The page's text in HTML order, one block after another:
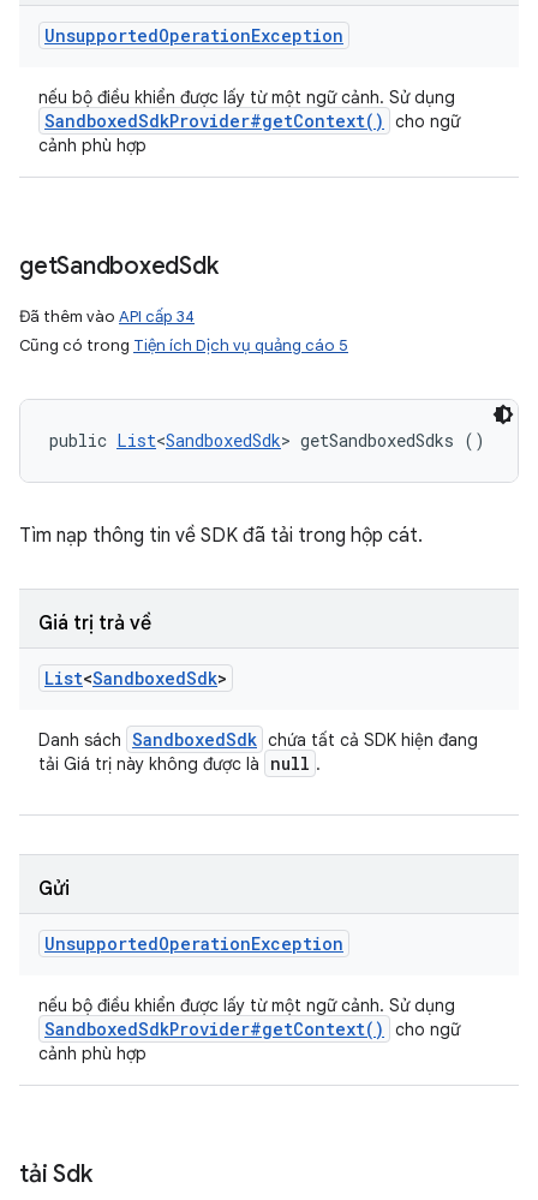
UnsupportedOperationException
nếu bộ điều khiển được lấy từ một ngữ cảnh. Sử dụng
SandboxedSdkProvider#getContext( )
cho ngữ
cảnh phù hợp
getSandboxedSdk
Đã thêm vào API cấp 34
Cũng có trong Tiện ích Dịch vụ quảng cáo 5
public List<SandboxedSdk> getSandboxedSdks ()
Tìm nạp thông tin về SDK đã tải trong hộp cát.
Giá trị trả về
List<SandboxedSdk>
Danh sách SandboxedSdk chứa tất cả SDK hiện đang
tải Giá trị này không được là
null .
Gửi
UnsupportedOperationException
nếu bộ điều khiển được lấy từ một ngữ cảnh. Sử dụng
SandboxedSdkProvider#getContext( )
cho ngữ
cảnh phù hợp
tải Sdk